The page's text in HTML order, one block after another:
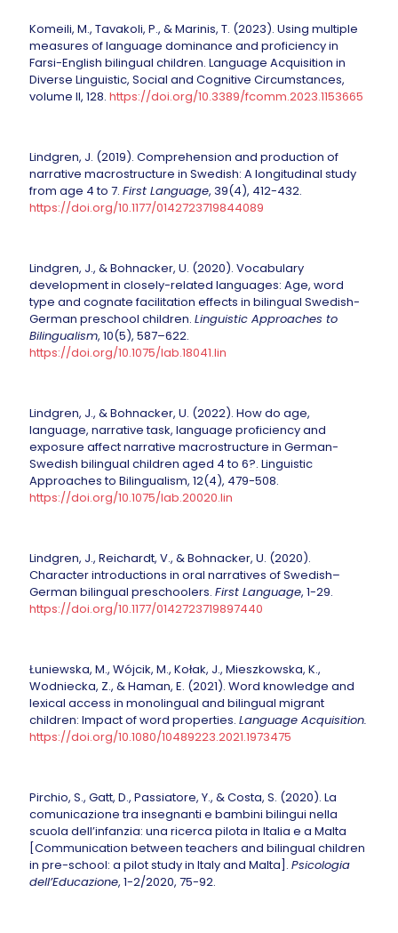
Komeili, M., Tavakoli, P., & Marinis, T. (2023). Using multiple
measures of language dominance and proficiency in
Farsi-English bilingual children. Language Acquisition in
Diverse Linguistic, Social and Cognitive Circumstances,
volume II, 128. https://doi.org/10.3389/fcomm.2023.1153665
Lindgren, J. (2019). Comprehension and production of
narrative macrostructure in Swedish: A longitudinal study
from age 4 to 7. First Language, 39(4), 412-432.
https://doi.org/10.1177/0142723719844089
Lindgren, J., & Bohnacker, U. (2020). Vocabulary
development in closely-related languages: Age, word
type and cognate facilitation effects in bilingual Swedish-
German preschool children. Linguistic Approaches to
Bilingualism, 10(5), 587–622.
https://doi.org/10.1075/lab.18041.lin
Lindgren, J., & Bohnacker, U. (2022). How do age,
language, narrative task, language proficiency and
exposure affect narrative macrostructure in German-
Swedish bilingual children aged 4 to 6?. Linguistic
Approaches to Bilingualism, 12(4), 479-508.
https://doi.org/10.1075/lab.20020.lin
Lindgren, J., Reichardt, V., & Bohnacker, U. (2020).
Character introductions in oral narratives of Swedish–
German bilingual preschoolers. First Language, 1-29.
https://doi.org/10.1177/0142723719897440
Łuniewska, M., Wójcik, M., Kołak, J., Mieszkowska, K.,
Wodniecka, Z., & Haman, E. (2021). Word knowledge and
lexical access in monolingual and bilingual migrant
children: Impact of word properties. Language Acquisition.
https://doi.org/10.1080/10489223.2021.1973475
Pirchio, S., Gatt, D., Passiatore, Y., & Costa, S. (2020). La
comunicazione tra insegnanti e bambini bilingui nella
scuola dell’infanzia: una ricerca pilota in Italia e a Malta
[Communication between teachers and bilingual children
in pre-school: a pilot study in Italy and Malta]. Psicologia
dell’Educazione, 1-2/2020, 75-92.